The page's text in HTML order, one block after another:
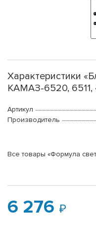
Характеристики
КАМАЗ-6520,
Артикул
Производитель
Все товары «Формула
6 276